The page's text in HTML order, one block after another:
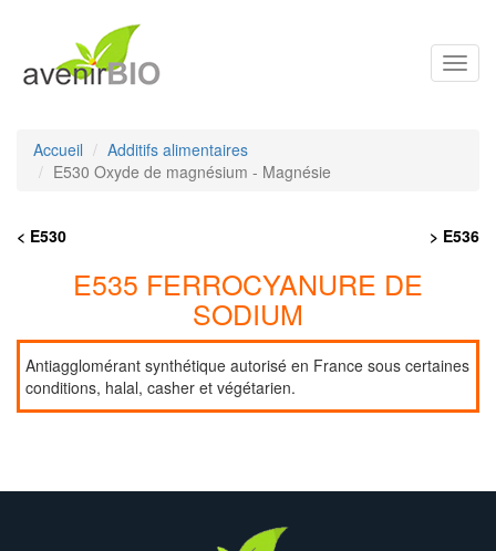
Accueil
Additifs alimentaires
E530 Oxyde de magnésium - Magnésie
< E530 > E536
E535 FERROCYANURE DE
SODIUM
Antiagglomérant synthétique autorisé en France sous certaines
conditions, halal, casher et végétarien.